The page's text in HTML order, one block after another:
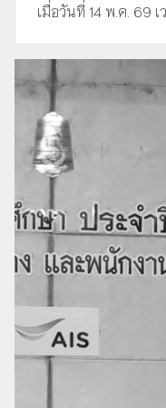
เมื่อวันที่ 14 พ.ค. 69 เ